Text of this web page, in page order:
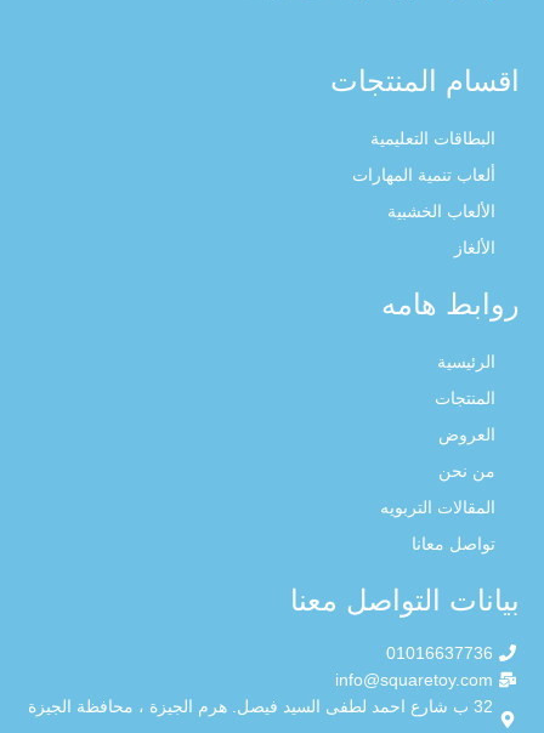
اقسام المنتجات
البطاقات التعليمية
ألعاب تنمية المهارات
الألعاب الخشبية
الألغاز
روابط هامه
الرئيسية
المنتجات
العروض
من نحن
المقالات التربويه
تواصل معانا
بيانات التواصل معنا
01016637736
info@squaretoy.com
32 ب شارع احمد لطفى السيد فيصل. هرم الجيزة ، محافظة الجيزة